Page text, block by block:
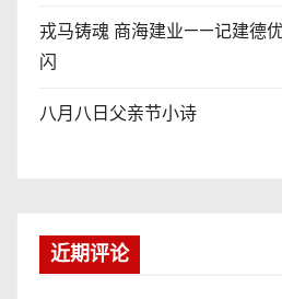
戎马铸魂 商海建业——记建德
闪
八月八日父亲节小诗
近期评论